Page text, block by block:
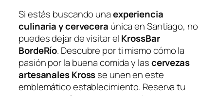
Si estás buscando unaexperiencia
culinaria y cervecera única en Santiago, no
puedes dejar de visitar el KrossBar
BordeRío. Descubre por ti mismo cómo la
pasión por la buena comida y lascervezas
artesanales Krossse unen en este
emblemático establecimiento. Reserva tu